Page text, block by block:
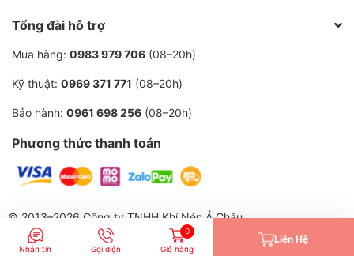
Tổng đài hỗ trợ
Mua hàng: 0983 979 706 (08–20h)
Kỹ thuật: 0969 371 771 (08–20h)
Bảo hành: 0961 698 256 (08–20h)
Phương thức thanh toán
© 2013–2026 Công ty TNHH Khí Nén Á Châu.
| Cung cấp bởi Sapo
Nhắn tin Gọi điện
0
Giỏ hàng
Liên Hệ